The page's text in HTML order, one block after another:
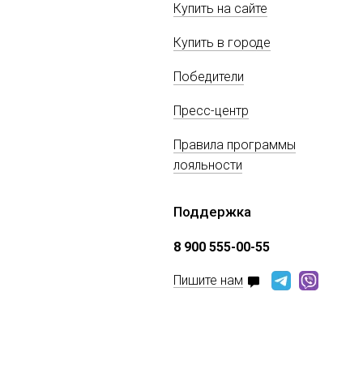
Купить на сайте
Купить в городе
Победители
Пресс-центр
Правила программы
лояльности
Поддержка
8 900 555-00-55
Пишите нам